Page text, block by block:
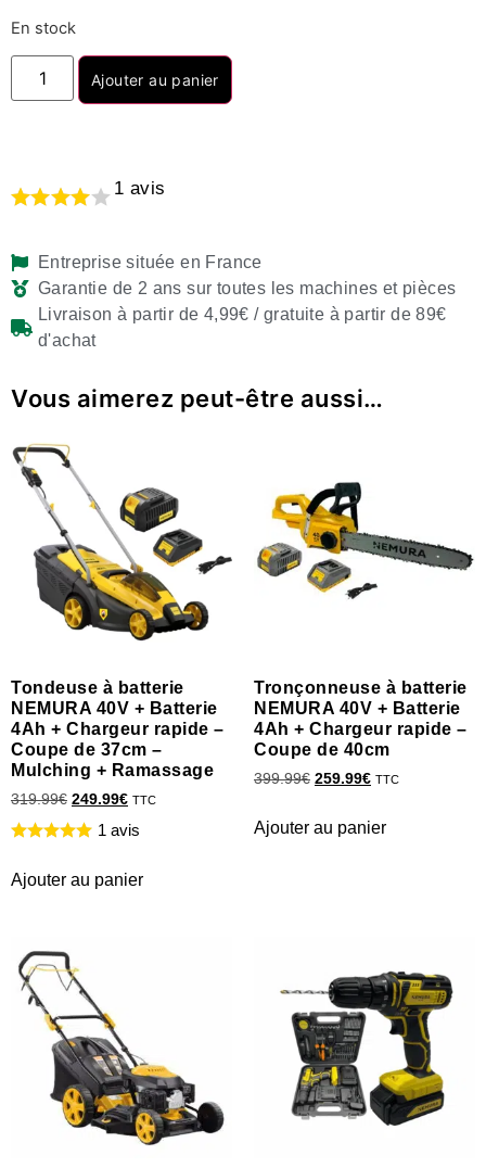
En stock
Ajouter au panier
1 avis
Entreprise située en France
Garantie de 2 ans sur toutes les machines et pièces
Livraison à partir de 4,99€ / gratuite à partir de 89€
d'achat
Vous aimerez peut-être aussi…
Tondeuse à batterie
NEMURA 40V + Batterie
4Ah + Chargeur rapide –
Coupe de 37cm –
Mulching + Ramassage
319.99€ 249.99€ TTC
1 avis
Ajouter au panier
Tronçonneuse à batterie
NEMURA 40V + Batterie
4Ah + Chargeur rapide –
Coupe de 40cm
399.99€ 259.99€ TTC
Ajouter au panier